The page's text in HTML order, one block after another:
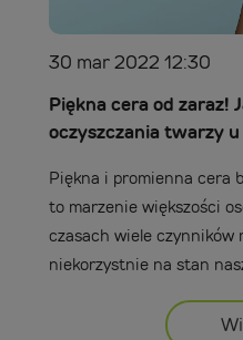
30 mar 2022 12:30
Piękna cera od zaraz!
oczyszczania twarzy
Piękna i promienna cera
to marzenie większości
czasach wiele czynników
niekorzystnie na stan